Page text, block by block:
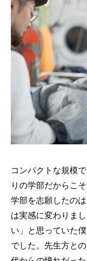
コンパクトな規模
りの学部だからこ
学部を志願したの
は実感に変わりま
い」と思っていた
でした。先生方と